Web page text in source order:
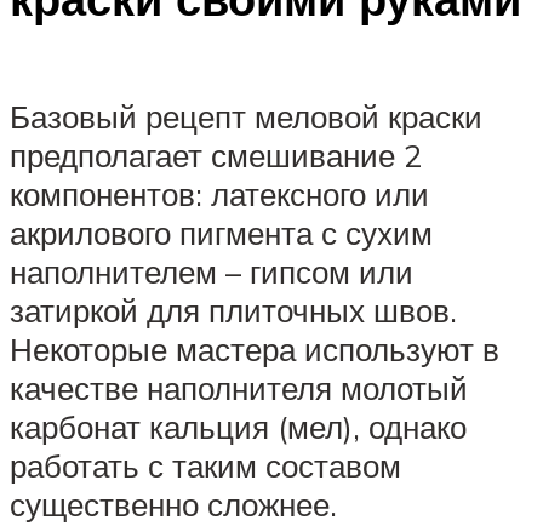
Базовый рецепт меловой краски
предполагает смешивание 2
компонентов: латексного или
акрилового пигмента с сухим
наполнителем – гипсом или
затиркой для плиточных швов.
Некоторые мастера используют в
качестве наполнителя молотый
карбонат кальция (мел), однако
работать с таким составом
существенно сложнее.